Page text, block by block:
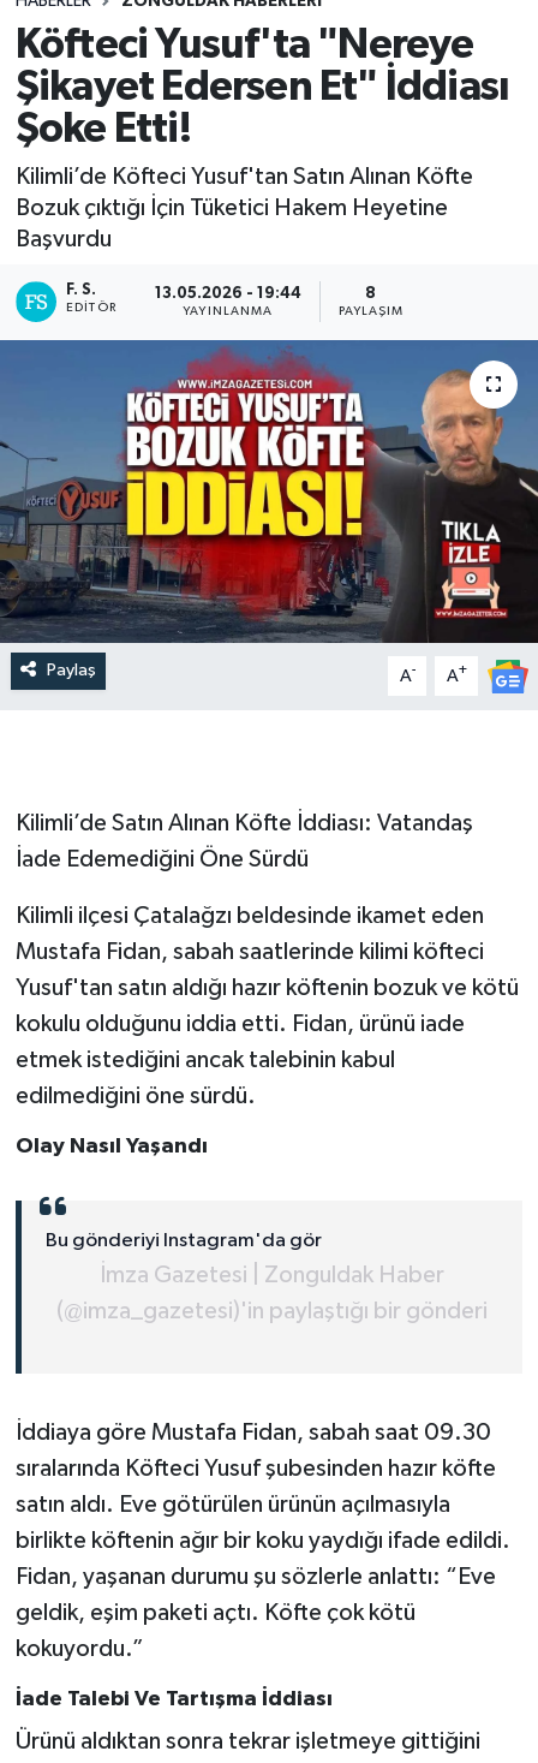
Köfteci Yusuf'ta "Nereye
Şikayet Edersen Et" İddiası
Şoke Etti!
Kilimli’de Köfteci Yusuf'tan Satın Alınan Köfte
Bozuk çıktığı İçin Tüketici Hakem Heyetine
Başvurdu
F. S.
EDITÖR
13.05.2026 - 19:44
YAYINLANMA
8
PAYLAŞIM
Paylaş A- A+
Kilimli’de Satın Alınan Köfte İddiası: Vatandaş
İade Edemediğini Öne Sürdü
Kilimli ilçesi Çatalağzı beldesinde ikamet eden
Mustafa Fidan, sabah saatlerinde kilimi köfteci
Yusuf'tan satın aldığı hazır köftenin bozuk ve kötü
kokulu olduğunu iddia etti. Fidan, ürünü iade
etmek istediğini ancak talebinin kabul
edilmediğini öne sürdü.
Olay Nasıl Yaşandı
Bu gönderiyi Instagram'da gör
İmza Gazetesi | Zonguldak Haber
(@imza_gazetesi)'in paylaştığı bir gönderi
İddiaya göre Mustafa Fidan, sabah saat 09.30
sıralarında Köfteci Yusuf şubesinden hazır köfte
satın aldı. Eve götürülen ürünün açılmasıyla
birlikte köftenin ağır bir koku yaydığı ifade edildi.
Fidan, yaşanan durumu şu sözlerle anlattı: “Eve
geldik, eşim paketi açtı. Köfte çok kötü
kokuyordu.”
İade Talebi Ve Tartışma İddiası
Ürünü aldıktan sonra tekrar işletmeye gittiğini
DEVREK
DÜZCE
EREĞLİ
GÖKÇEBEY
KARABÜK